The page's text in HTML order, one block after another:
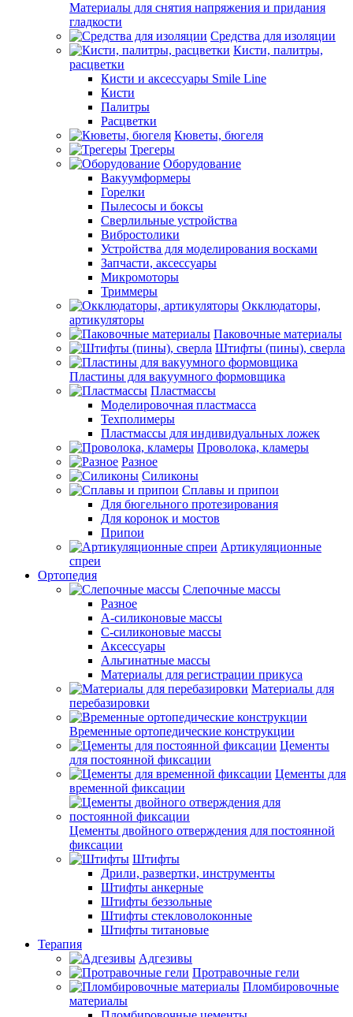
Материалы для снятия напряжения и придания
гладкости
Средства для изоляции
Кисти, палитры,
расцветки
Кисти и аксессуары Smile Line
Кисти
Палитры
Расцветки
Кюветы, бюгеля
Трегеры
Оборудование
Вакуумформеры
Горелки
Пылесосы и боксы
Сверлильные устройства
Вибростолики
Устройства для моделирования восками
Запчасти, аксессуары
Микромоторы
Триммеры
Окклюдаторы,
артикуляторы
Паковочные материалы
Штифты (пины), сверла
Пластины для вакуумного формовщика
Пластмассы
Моделировочная пластмасса
Техполимеры
Пластмассы для индивидуальных ложек
Проволока, кламеры
Разное
Силиконы
Сплавы и припои
Для бюгельного протезирования
Для коронок и мостов
Припои
Артикуляционные
спреи
Ортопедия
Слепочные массы
Разное
А-силиконовые массы
С-силиконовые массы
Аксессуары
Альгинатные массы
Материалы для регистрации прикуса
Материалы для
перебазировки
Временные ортопедические конструкции
Цементы
для постоянной фиксации
Цементы для
временной фиксации
Цементы двойного отверждения для постоянной
фиксации
Штифты
Дрили, развертки, инструменты
Штифты анкерные
Штифты беззольные
Штифты стекловолоконные
Штифты титановые
Терапия
Адгезивы
Протравочные гели
Пломбировочные
материалы